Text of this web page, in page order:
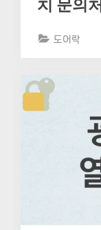
치 문의처
도어락